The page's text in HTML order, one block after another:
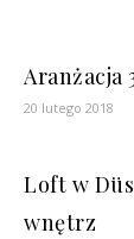
Aranżacja
20 lutego 2018
Loft w
wnętrz